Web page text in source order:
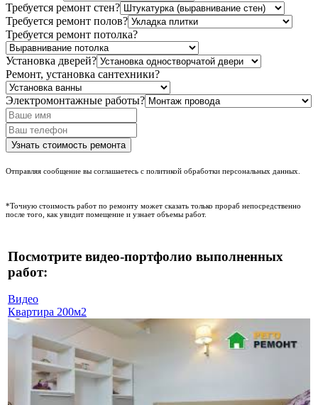
Требуется ремонт стен?
Требуется ремонт полов?
Требуется ремонт потолка?
Установка дверей?
Ремонт, установка сантехники?
Электромонтажные работы?
Отправляя сообщение вы соглашаетесь с политикой обработки персональных данных.
*Точную стоимость работ по ремонту может сказать только прораб непосредственно
после того, как увидит помещение и узнает объемы работ.
Посмотрите видео-портфолио выполненных
работ:
Видео
Квартира 200м2